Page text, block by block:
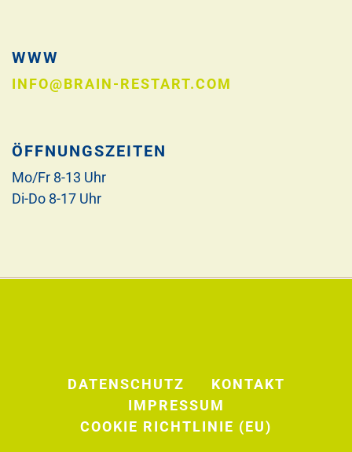
WWW
INFO@BRAIN-RESTART.COM
ÖFFNUNGSZEITEN
Mo/Fr 8-13 Uhr
Di-Do 8-17 Uhr
DATENSCHUTZ
KONTAKT
IMPRESSUM
COOKIE RICHTLINIE (EU)